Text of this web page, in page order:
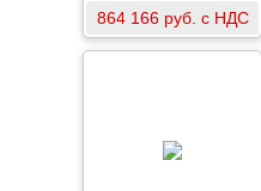
864 166 руб. с НДС